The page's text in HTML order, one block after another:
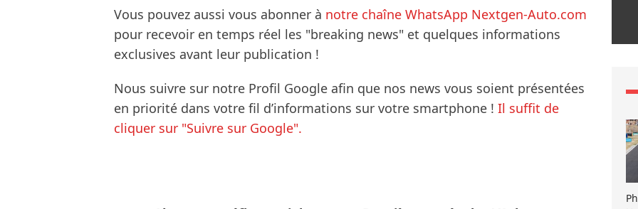
Vous pouvez aussi vous abonner à notre chaîne WhatsApp Nextgen-Auto.com
pour recevoir en temps réel les "breaking news" et quelques informations
exclusives avant leur publication !
Nous suivre sur notre Profil Google afin que nos news vous soient présentées
en priorité dans votre fil d’informations sur votre smartphone ! Il suffit de
cliquer sur "Suivre sur Google".